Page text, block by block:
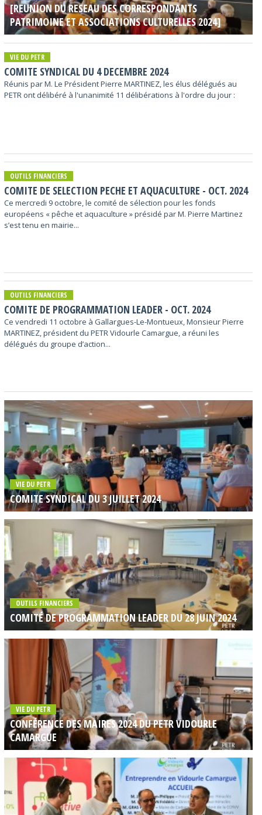
[REUNION DU RESEAU DES CORRESPONDANTS
PATRIMOINE ET ASSOCIATIONS CULTURELLES 2024]
VIE DU PETR
COMITE SYNDICAL DU 4 DECEMBRE 2024
Réunis par M. Le Président Pierre MARTINEZ, les élus délégués au
PETR ont délibéré à l'unanimité 11 délibérations à l'ordre du jour :
OUTILS FINANCIERS
COMITE DE SELECTION PECHE ET AQUACULTURE - OCT. 2024
Ce mercredi 9 octobre, le comité de sélection pour les fonds
européens « pêche et aquaculture » présidé par M. Pierre Martinez
s’est tenu en mairie...
OUTILS FINANCIERS
COMITE DE PROGRAMMATION LEADER - OCT. 2024
Ce vendredi 11 octobre à Gallargues-Le-Montueux, Monsieur Pierre
MARTINEZ, président du PETR Vidourle Camargue, a réuni les
délégués du groupe d’action...
VIE DU PETR
COMITE SYNDICAL DU 3 JUILLET 2024
OUTILS FINANCIERS
COMITÉ DE PROGRAMMATION LEADER DU 28 JUIN 2024
VIE DU PETR
CONFÉRENCE DES MAIRES 2024 DU PETR VIDOURLE
CAMARGUE